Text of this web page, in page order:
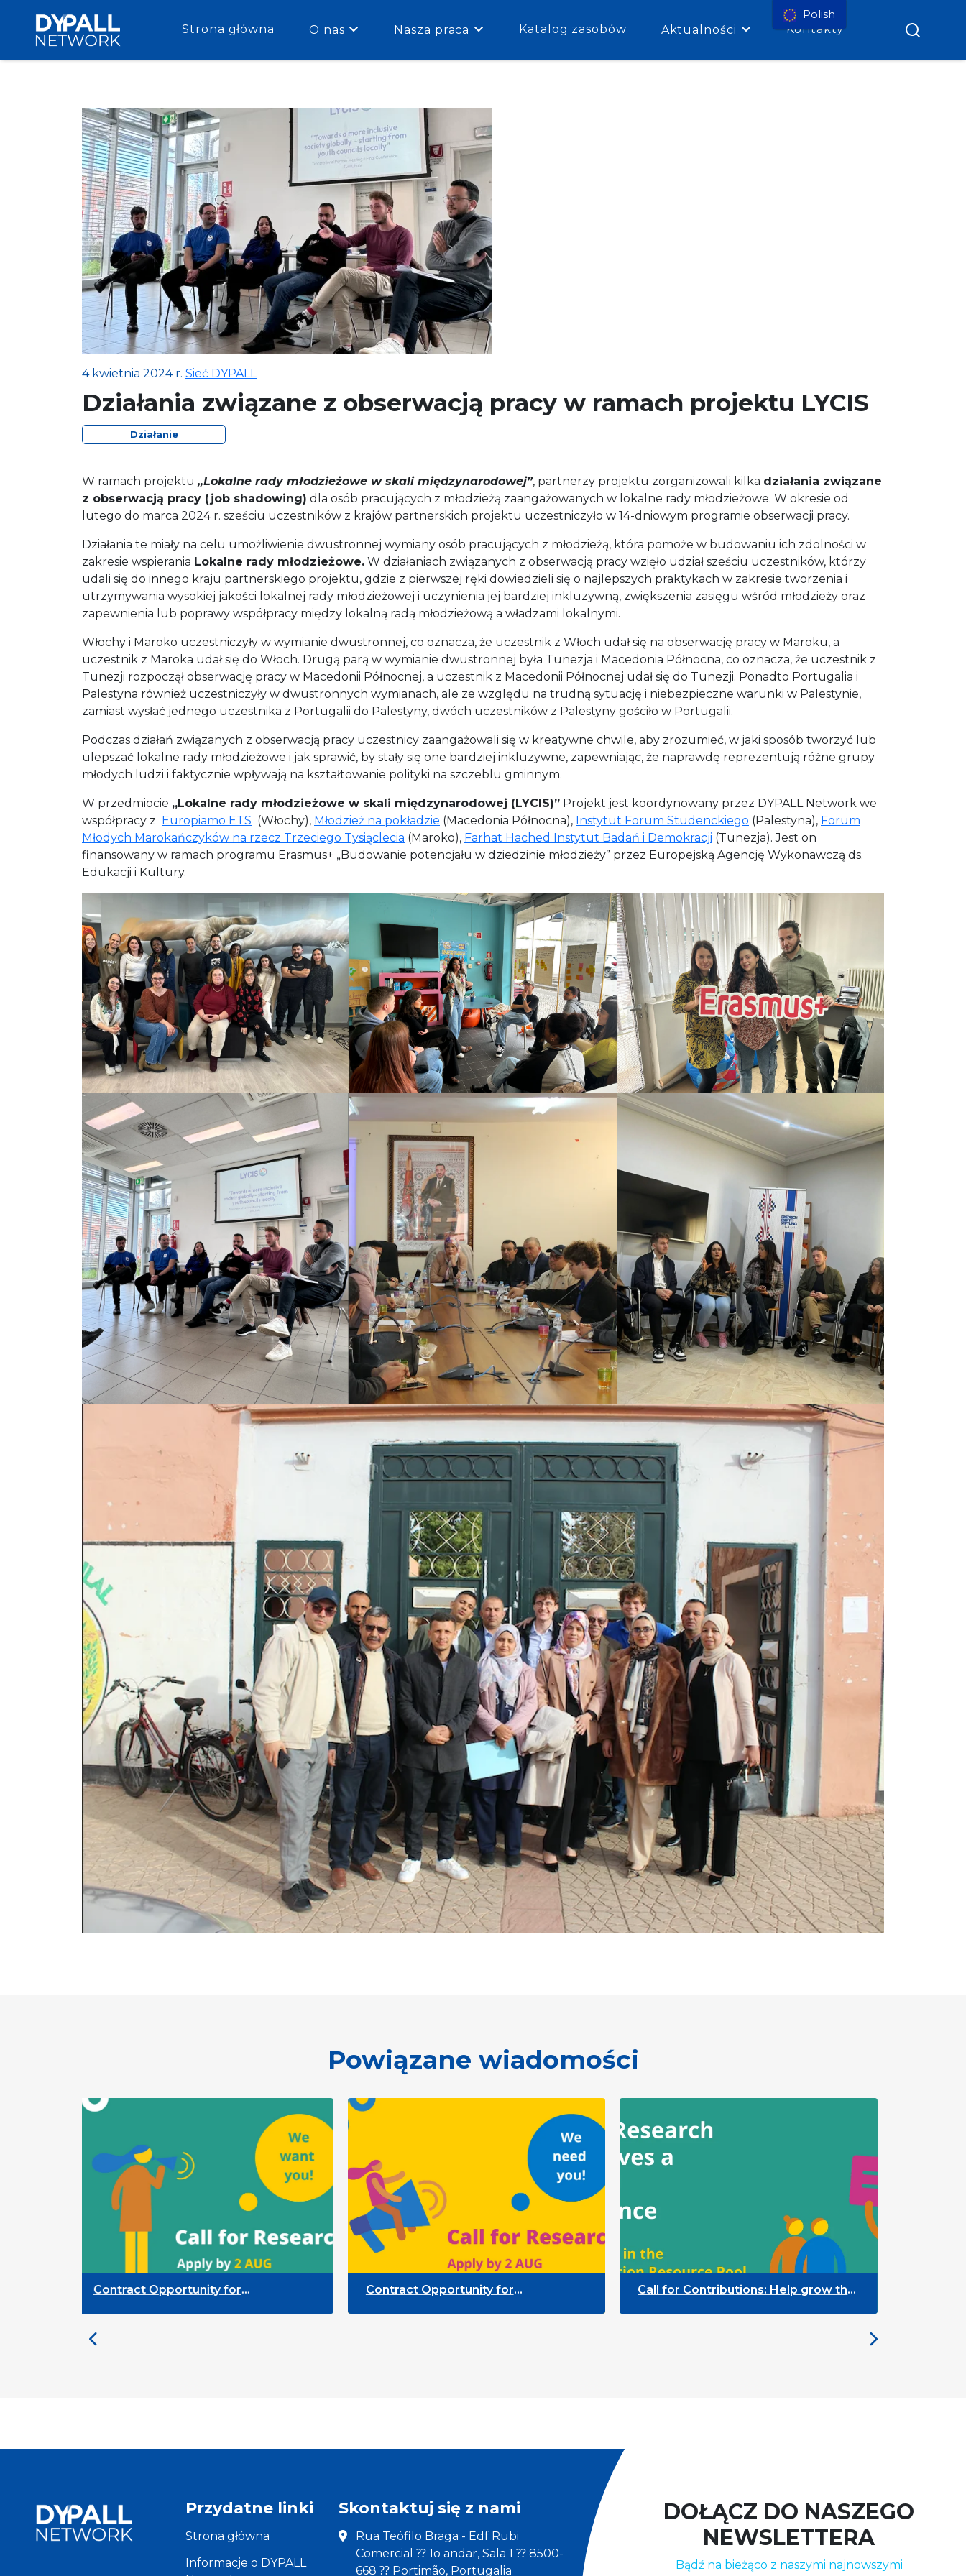
Strona główna O nas Nasza praca Katalog zasobów Aktualności Kontakty
4 kwietnia 2024 r. Sieć DYPALL
Działania związane z obserwacją pracy w ramach projektu LYCIS
Działanie
W ramach projektu „Lokalne rady młodzieżowe w skali międzynarodowej”, partnerzy projektu zorganizowali kilka działania związane
z obserwacją pracy (job shadowing) dla osób pracujących z młodzieżą zaangażowanych w lokalne rady młodzieżowe. W okresie od
lutego do marca 2024 r. sześciu uczestników z krajów partnerskich projektu uczestniczyło w 14-dniowym programie obserwacji pracy.
Działania te miały na celu umożliwienie dwustronnej wymiany osób pracujących z młodzieżą, która pomoże w budowaniu ich zdolności w
zakresie wspierania Lokalne rady młodzieżowe. W działaniach związanych z obserwacją pracy wzięło udział sześciu uczestników, którzy
udali się do innego kraju partnerskiego projektu, gdzie z pierwszej ręki dowiedzieli się o najlepszych praktykach w zakresie tworzenia i
utrzymywania wysokiej jakości lokalnej rady młodzieżowej i uczynienia jej bardziej inkluzywną, zwiększenia zasięgu wśród młodzieży oraz
zapewnienia lub poprawy współpracy między lokalną radą młodzieżową a władzami lokalnymi.
Włochy i Maroko uczestniczyły w wymianie dwustronnej, co oznacza, że uczestnik z Włoch udał się na obserwację pracy w Maroku, a
uczestnik z Maroka udał się do Włoch. Drugą parą w wymianie dwustronnej była Tunezja i Macedonia Północna, co oznacza, że uczestnik z
Tunezji rozpoczął obserwację pracy w Macedonii Północnej, a uczestnik z Macedonii Północnej udał się do Tunezji. Ponadto Portugalia i
Palestyna również uczestniczyły w dwustronnych wymianach, ale ze względu na trudną sytuację i niebezpieczne warunki w Palestynie,
zamiast wysłać jednego uczestnika z Portugalii do Palestyny, dwóch uczestników z Palestyny gościło w Portugalii.
Podczas działań związanych z obserwacją pracy uczestnicy zaangażowali się w kreatywne chwile, aby zrozumieć, w jaki sposób tworzyć lub
ulepszać lokalne rady młodzieżowe i jak sprawić, by stały się one bardziej inkluzywne, zapewniając, że naprawdę reprezentują różne grupy
młodych ludzi i faktycznie wpływają na kształtowanie polityki na szczeblu gminnym.
W przedmiocie „Lokalne rady młodzieżowe w skali międzynarodowej (LYCIS)” Projekt jest koordynowany przez DYPALL Network we
współpracy z Europiamo ETS (Włochy), Młodzież na pokładzie (Macedonia Północna), Instytut Forum Studenckiego (Palestyna), Forum
Młodych Marokańczyków na rzecz Trzeciego Tysiąclecia (Maroko), Farhat Hached Instytut Badań i Demokracji (Tunezja). Jest on
finansowany w ramach programu Erasmus+ „Budowanie potencjału w dziedzinie młodzieży” przez Europejską Agencję Wykonawczą ds.
Edukacji i Kultury.
Powiązane wiadomości
Contract Opportunity for
Framework
Call for Contributions: Help grow the
We Are Hiring: Paid Internship
Analyst)
Przydatne linki
Strona główna
Informacje o DYPALL
Skontaktuj się z nami
Rua Teófilo Braga - Edf Rubi
Comercial ⁇ 1o andar, Sala 1 ⁇ 8500-
668 ⁇ Portimão, Portugalia
DOŁĄCZ DO NASZEGO
NEWSLETTERA
Bądź na bieżąco z naszymi najnowszymi
Polish